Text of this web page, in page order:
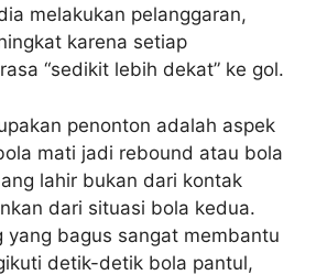
melakukan pelanggaran,
karena setiap
“sedikit lebih dekat” ke gol.
penonton adalah aspek
mati jadi rebound atau bola
lahir bukan dari kontak
dari situasi bola kedua.
yang bagus sangat membantu
detik-detik bola pantul,